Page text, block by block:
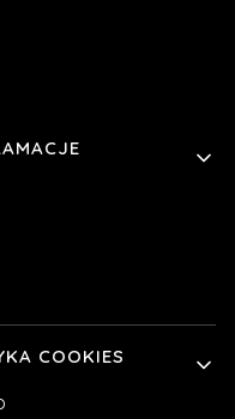
COOKIES